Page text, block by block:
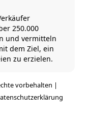
250.000
und vermitteln
dem Ziel, ein
zu erzielen.
vorbehalten |